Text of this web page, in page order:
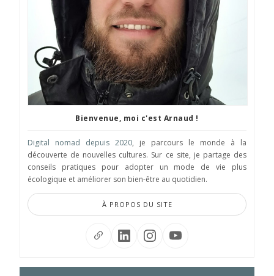
Bienvenue, moi c'est Arnaud !
Digital nomad depuis 2020, je parcours le monde à la
découverte de nouvelles cultures. Sur ce site, je partage des
conseils pratiques pour adopter un mode de vie plus
écologique et améliorer son bien-être au quotidien.
À PROPOS DU SITE